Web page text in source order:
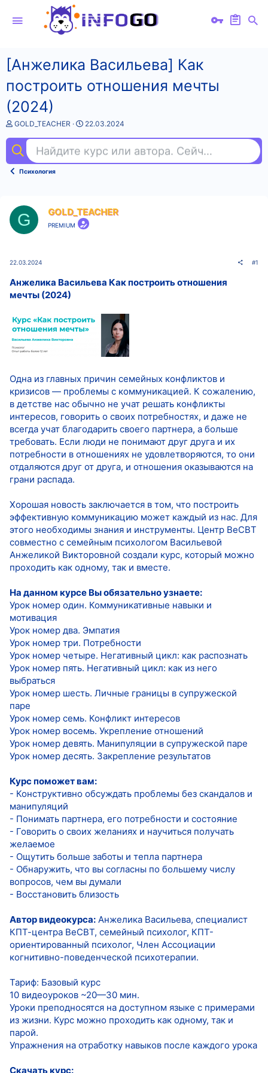
[Анжелика Васильева] Как
построить отношения мечты
(2024)
А
т
о
т
GOLD_TEACHER
Д
а
н
а
22.03.2024
Найдите курс или автора. Сейчас ищут
Психология
G GOLD_TEACHER
PREMIUM
22.03.2024 #1
Анжелика Васильева Как построить отношения
мечты (2024)
Одна из главных причин семейных конфликтов и
кризисов — проблемы с коммуникацией. К сожалению,
в детстве нас обычно не учат решать конфликты
интересов, говорить о своих потребностях, и даже не
всегда учат благодарить своего партнера, а больше
требовать. Если люди не понимают друг друга и их
потребности в отношениях не удовлетворяются, то они
отдаляются друг от друга, и отношения оказываются на
грани распада.
Хорошая новость заключается в том, что построить
эффективную коммуникацию может каждый из нас. Для
этого необходимы знания и инструменты. Центр BeCBT
совместно с семейным психологом Васильевой
Анжеликой Викторовной создали курс, который можно
проходить как одному, так и вместе.
На данном курсе Вы обязательно узнаете:
Урок номер один. Коммуникативные навыки и
мотивация
Урок номер два. Эмпатия
Урок номер три. Потребности
Урок номер четыре. Негативный цикл: как распознать
Урок номер пять. Негативный цикл: как из него
выбраться
Урок номер шесть. Личные границы в супружеской
паре
Урок номер семь. Конфликт интересов
Урок номер восемь. Укрепление отношений
Урок номер девять. Манипуляции в супружеской паре
Урок номер десять. Закрепление результатов
Курс поможет вам:
- Конструктивно обсуждать проблемы без скандалов и
манипуляций
- Понимать партнера, его потребности и состояние
- Говорить о своих желаниях и научиться получать
желаемое
- Ощутить больше заботы и тепла партнера
- Обнаружить, что вы согласны по большему числу
вопросов, чем вы думали
- Восстановить близость
Автор видеокурса: Анжелика Васильева, специалист
КПТ-центра BeCBT, семейный психолог, КПТ-
ориентированный психолог, Член Ассоциации
когнитивно-поведенческой психотерапии.
Тариф: Базовый курс
10 видеоуроков ~20—30 мин.
Уроки преподносятся на доступном языке с примерами
из жизни. Курс можно проходить как одному, так и
парой.
Упражнения на отработку навыков после каждого урока
Скачать курс: